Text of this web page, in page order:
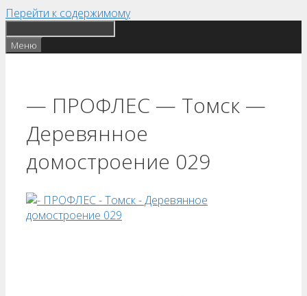
Перейти к содержимому
Меню
— ПРОФЛЕС — Томск —
Деревянное
домостроение 029